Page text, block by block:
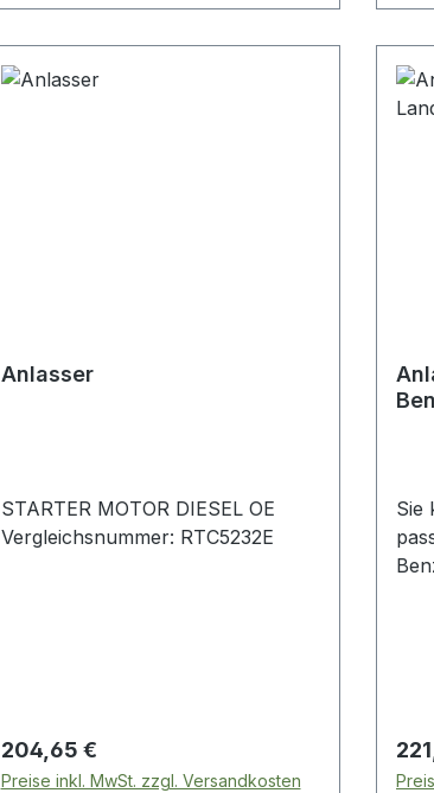
Anlasser
STARTER MOTOR DIESEL OE
Vergleichsnummer: RTC5232E
Regulärer Preis:
204,65 €
Preise inkl. MwSt. zzgl. Versandkosten
Sie